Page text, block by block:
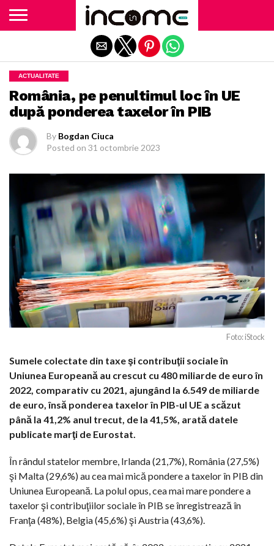
ACTUALITATE
România, pe penultimul loc în UE
după ponderea taxelor în PIB
By Bogdan Ciuca
Posted on 31 octombrie 2023
Foto: iStock
Sumele colectate din taxe şi contribuţii sociale în
Uniunea Europeană au crescut cu 480 miliarde de euro în
2022, comparativ cu 2021, ajungând la 6.549 de miliarde
de euro, însă ponderea taxelor în PIB-ul UE a scăzut
până la 41,2% anul trecut, de la 41,5%, arată datele
publicate marţi de Eurostat.
În rândul statelor membre, Irlanda (21,7%), România (27,5%)
şi Malta (29,6%) au cea mai mică pondere a taxelor în PIB din
Uniunea Europeană. La polul opus, cea mai mare pondere a
taxelor şi contribuţiilor sociale în PIB se înregistrează în
Franţa (48%), Belgia (45,6%) şi Austria (43,6%).
Exit mobile version